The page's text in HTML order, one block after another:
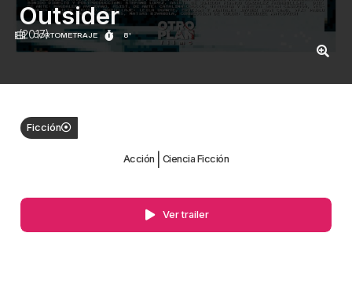
CORTOMETRAJE 8'
Outsider
(2017)
Ficción
Acción Ciencia Ficción
Ver trailer